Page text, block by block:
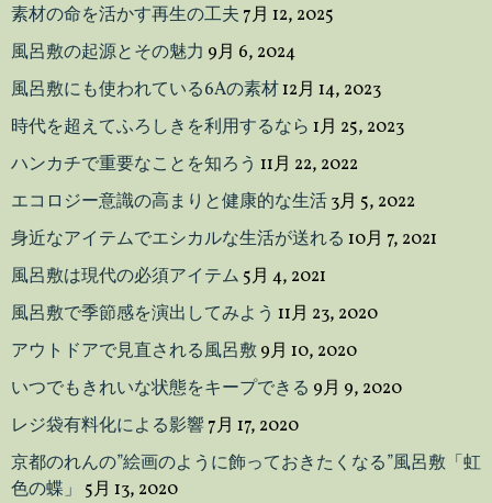
素材の命を活かす再生の工夫 7月 12, 2025
風呂敷の起源とその魅力 9月 6, 2024
風呂敷にも使われている6Aの素材12月 14, 2023
時代を超えてふろしきを利用するなら 1月 25, 2023
ハンカチで重要なことを知ろう 11月 22, 2022
エコロジー意識の高まりと健康的な生活3月 5, 2022
身近なアイテムでエシカルな生活が送れる 10月 7, 2021
風呂敷は現代の必須アイテム 5月 4, 2021
風呂敷で季節感を演出してみよう 11月 23, 2020
アウトドアで見直される風呂敷9月 10, 2020
いつでもきれいな状態をキープできる 9月 9, 2020
レジ袋有料化による影響7月 17, 2020
京都のれんの”絵画のように飾っておきたくなる”風呂敷「虹
色の蝶」 5月 13, 2020